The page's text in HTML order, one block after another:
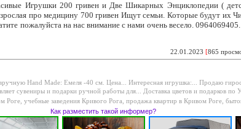
Игрушки 200 гривен и Две Шикарных Энциклопедии (
про медицину 700 гривен Ищут семьи. Которые будут их
пожалуйста на нас внимание с нами очень весело. 0964069405.
22.01.2023 [865
Hand Made: Емеля -40 см. Цена... Интересная игрушка:... Продаю
сувениры и подарки ручной работы для...
Доставка цветов и подарков по
Роге, учебные заведения Кривого Рога продажа квартир в Кривом Роге,
Как разместить такой информер?